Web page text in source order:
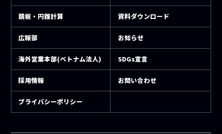
鏡板・円錐計算 資料ダウンロード
広報部 お知らせ
海外営業本部(ベトナム法人) SDGs宣言
採用情報 お問い合わせ
プライバシーポリシー